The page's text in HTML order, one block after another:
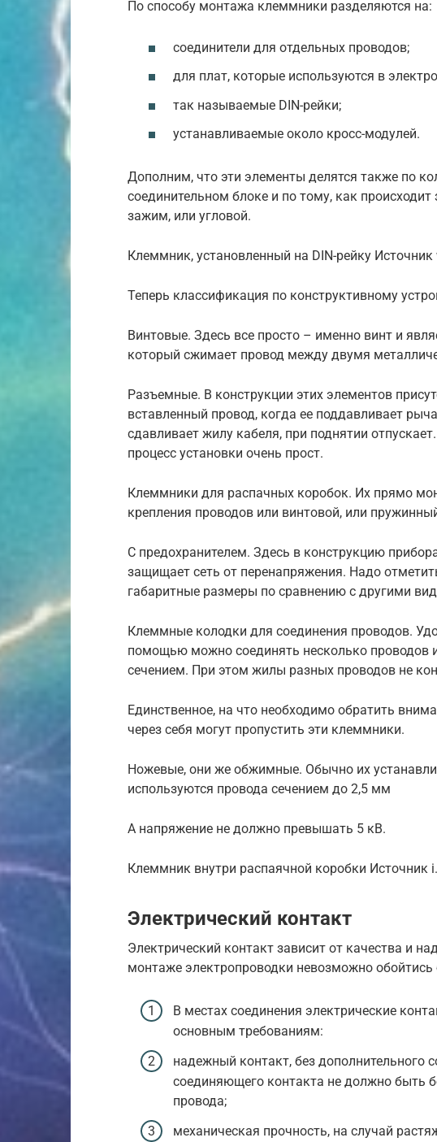
По способу монтажа клеммники разделяются на:
соединители для отдельных проводов;
для плат, которые используются в
так называемые DIN-рейки;
устанавливаемые около кросс-модулей.
Дополним, что эти элементы делятся также по
соединительном блоке и по тому, как
зажим, или угловой.
Клеммник, установленный на DIN-рейку Источник
Теперь классификация по конструктивному
Винтовые. Здесь все просто – именно винт и
который сжимает провод между двумя
Разъемные. В конструкции этих элементов
вставленный провод, когда ее поддавливает
сдавливает жилу кабеля, при поднятии
процесс установки очень прост.
Клеммники для распачных коробок. Их прямо
крепления проводов или винтовой, или
С предохранителем. Здесь в конструкцию
защищает сеть от перенапряжения. Надо
габаритные размеры по сравнению с другими
Клеммные колодки для соединения проводов.
помощью можно соединять несколько проводов
сечением. При этом жилы разных проводов не
Единственное, на что необходимо обратить
через себя могут пропустить эти клеммники.
Ножевые, они же обжимные. Обычно их
используются провода сечением до 2,5 мм
А напряжение не должно превышать 5 кВ.
Клеммник внутри распаячной коробки Источник
Электрический контакт
Электрический контакт зависит от качества и
монтаже электропроводки невозможно обойтись
В местах соединения электрические
основным требованиям:
надежный контакт, без дополнительного
соединяющего контакта не должно быть
провода;
механическая прочность, на случай